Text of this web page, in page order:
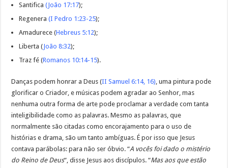
Santifica(João 17:17);
Regenera(I Pedro 1:23-25);
Amadurece (Hebreus 5:12);
Liberta (João 8:32);
Traz fé (Romanos 10:14-15).
Danças podem honrar a Deus (II Samuel 6:14, 16) , uma pintura pode
glorificar o Criador, e músicas podem agradar ao Senhor, mas
nenhuma outra forma de arte pode proclamar a verdade com tanta
inteligibilidade como as palavras. Mesmo as palavras, que
normalmente são citadas como encorajamento para o uso de
histórias e drama, são um tanto ambíguas. É por isso que Jesus
contava parábolas: para não ser óbvio. “A vocês foi dado o mistério
do Reino de Deus“, disse Jesus aos discípulos. “Mas aos que estão